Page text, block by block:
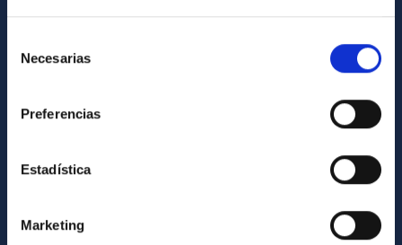
Necesarias
Preferencias
Estadística
Marketing
Transparency